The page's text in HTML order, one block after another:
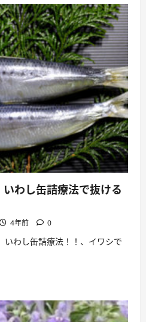
わし缶詰療法で抜ける
4年前 0
わし缶詰療法！！、イワシで